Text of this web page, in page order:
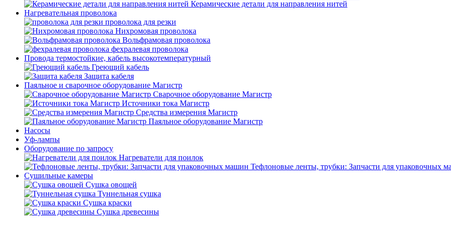
Керамические детали для направления нитей
Нагревательная проволока
проволока для резки
Нихромовая проволока
Вольфрамовая проволока
фехралевая проволока
Провода термостойкие, кабель высокотемпературный
Греющий кабель
Защита кабеля
Паяльное и сварочное оборудование Магистр
Сварочное оборудование Магистр
Источники тока Магистр
Средства измерения Магистр
Паяльное оборудование Магистр
Насосы
Уф-лампы
Оборудование по запросу
Нагреватели для поилок
Тефлоновые ленты, трубки: Запчасти для упаковочных
Сушильные камеры
Сушка овощей
Туннельная сушка
Сушка краски
Сушка древесины